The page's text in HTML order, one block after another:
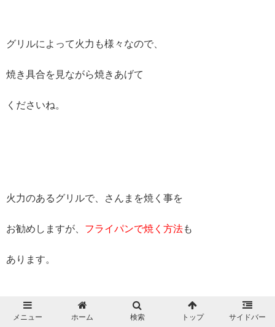
グリルによって火力も様々なので、
焼き具合を見ながら焼きあげて
くださいね。
火力のあるグリルで、さんまを焼く事を
お勧めしますが、 フライパンで焼く方法も
あります。
フライパンで焼く場合は、 はりつかない
メニュー ホーム 検索 トップ サイドバー